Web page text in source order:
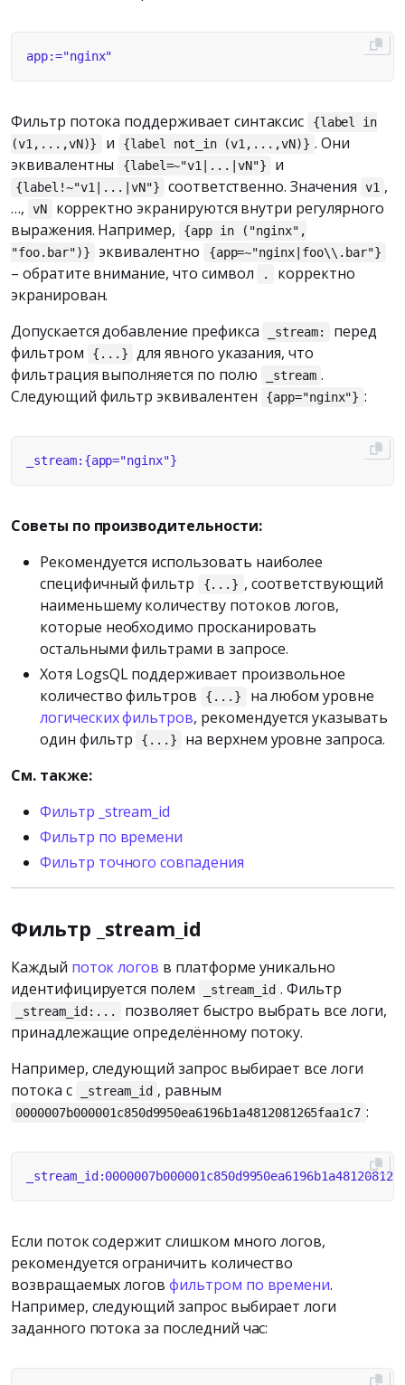
Фильтр потока поддерживает синтаксис
{label in
(v1,...,vN)}
и {label not_in (v1,...,vN)} . Они
эквивалентны
{label=~"v1|...|vN"} и
{label!~"v1|...|vN"} соответственно. Значения v1 ,
…,
vN
корректно экранируются внутри регулярного
выражения. Например,
{app in ("nginx",
"foo.bar")}
эквивалентно {app=~"nginx|foo\\.bar"}
– обратите внимание, что символ .
корректно
экранирован.
Допускается добавление префикса
_stream:
перед
фильтром
{...}
для явного указания, что
фильтрация выполняется по полю
_stream .
Следующий фильтр эквивалентен
{app="nginx"} :
Советы по производительности:
Рекомендуется использовать наиболее
специфичный фильтр
{...} , соответствующий
наименьшему количеству потоков логов,
которые необходимо просканировать
остальными фильтрами в запросе.
Хотя LogsQL поддерживает произвольное
количество фильтров
{...}
на любом уровне
логических фильтров, рекомендуется указывать
один фильтр
{...}
на верхнем уровне запроса.
См. также:
Фильтр _stream_id
Фильтр по времени
Фильтр точного совпадения
Фильтр _stream_id
Каждый поток логов в платформе уникально
идентифицируется полем
_stream_id . Фильтр
_stream_id:...
позволяет быстро выбрать все логи,
принадлежащие определённому потоку.
Например, следующий запрос выбирает все логи
потока с
_stream_id , равным
0000007b000001c850d9950ea6196b1a4812081265faa1c7 :
Если поток содержит слишком много логов,
рекомендуется ограничить количество
возвращаемых логовфильтром по времени.
Например, следующий запрос выбирает логи
заданного потока за последний час: